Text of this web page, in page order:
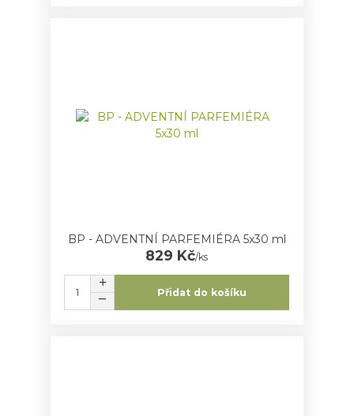
BP - ADVENTNÍ PARFEMIÉRA 5x30 ml
829 Kč/ks
Přidat do košíku